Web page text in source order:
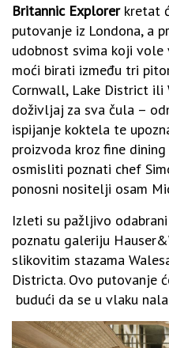
Britannic Explorerkretat
putovanje iz Londona, a
udobnost svima koji vole
moći birati između tri
Cornwall, Lake District ili
doživljaj za sva čula –
ispijanje koktela te
proizvoda kroz fine
osmisliti poznati chef
ponosni nositelji osam
Izleti su pažljivo
poznatu galeriju
slikovitim stazama
Districta. Ovo putovanje
budući da se u vlaku